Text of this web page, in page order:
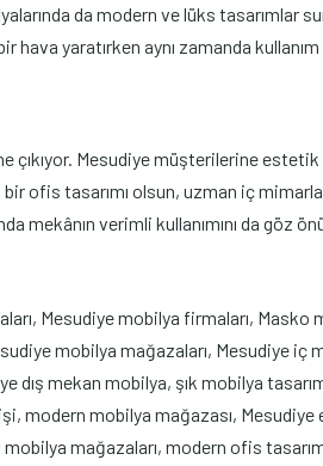
da modern ve lüks tasarımlar
yaratırken aynı zamanda kullanım
çıkıyor. Mesudiye müşterilerine
ofis tasarımı olsun, uzman iç
verimli kullanımını da göz
Mesudiye mobilya firmaları, Masko
mobilya mağazaları, Mesudiye iç
mekan mobilya, şık mobilya
modern mobilya mağazası,
mağazaları, modern ofis